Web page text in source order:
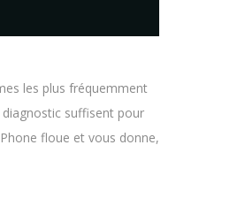
les plus fréquemment
suffisent pour
floue et vous donne,